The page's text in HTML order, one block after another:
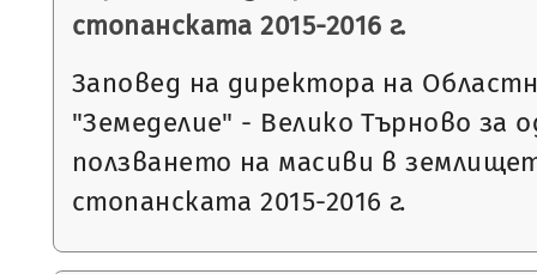
стопанската 2015-2016 г.
Заповед на директора на
"Земеделие" - Велико Търново за
ползването на масиви в
стопанската 2015-2016 г.